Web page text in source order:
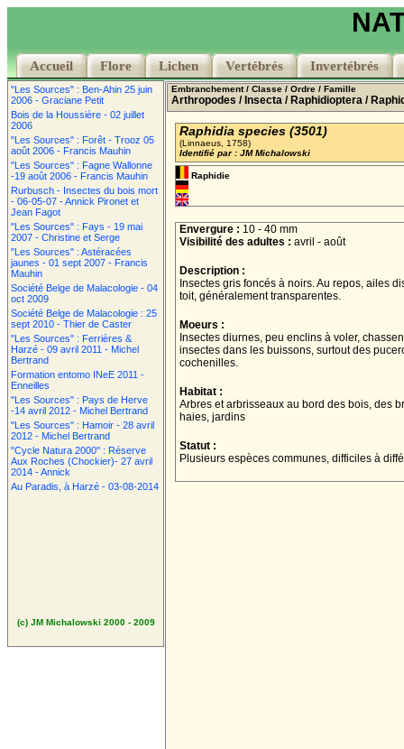
Accueil Flore Lichen Vertébrés Invertébrés
Accueil Flore Lichen Vertébrés Invertébrés
"Les Sources" : Ben-Ahin 25 juin
2006 - Graciane Petit
Bois de la Houssière - 02 juillet
2006
"Les Sources" : Forêt - Trooz 05
août 2006 - Francis Mauhin
"Les Sources" : Fagne Wallonne
-19 août 2006 - Francis Mauhin
Rurbusch - Insectes du bois mort
- 06-05-07 - Annick Pironet et
Jean Fagot
"Les Sources" : Fays - 19 mai
2007 - Christine et Serge
"Les Sources" : Astéracées
jaunes - 01 sept 2007 - Francis
Mauhin
Société Belge de Malacologie - 04
oct 2009
Société Belge de Malacologie : 25
sept 2010 - Thier de Caster
"Les Sources" : Ferrières &
Harzé - 09 avril 2011 - Michel
Bertrand
Formation entomo INeE 2011 -
Enneilles
"Les Sources" : Pays de Herve
-14 avril 2012 - Michel Bertrand
"Les Sources" : Hamoir - 28 avril
2012 - Michel Bertrand
"Cycle Natura 2000" : Réserve
Aux Roches (Chockier)- 27 avril
2014 - Annick
Au Paradis, à Harzé - 03-08-2014
(c) JM Michalowski 2000 - 2009
Embranchement/ Classe / Ordre / Famille
Arthropodes / Insecta / Raphidioptera /
Raphidia species (3501)
(Linnaeus, 1758)
Identifié par : JM Michalowski
Raphidie
Envergure : 10 - 40 mm
Visibilité des adultes : avril - août
Description :
Insectes gris foncés à noirs. Au repos, ailes
toit, généralement transparentes.
Moeurs :
Insectes diurnes, peu enclins à voler,
insectes dans les buissons, surtout des
cochenilles.
Habitat :
Arbres et arbrisseaux au bord des bois, des
haies, jardins
Statut :
Plusieurs espèces communes, difficiles à